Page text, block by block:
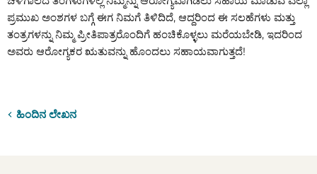
ಪ್ರಮುಖ ಅಂಶಗಳ ಬಗ್ಗೆ ಈಗ ನಿಮಗೆ ತಿಳಿದಿದೆ, ಆದ್ದರಿಂದ ಈ ಸಲಹೆಗಳು ಮತ್ತು
ತಂತ್ರಗಳನ್ನು ನಿಮ್ಮ ಪ್ರೀತಿಪಾತ್ರರೊಂದಿಗೆ ಹಂಚಿಕೊಳ್ಳಲು ಮರೆಯಬೇಡಿ, ಇದರಿಂದ
ಅವರು ಆರೋಗ್ಯಕರ ಋತುವನ್ನು ಹೊಂದಲು ಸಹಾಯವಾಗುತ್ತದೆ!
ಹಿಂದಿನ ಲೇಖನ